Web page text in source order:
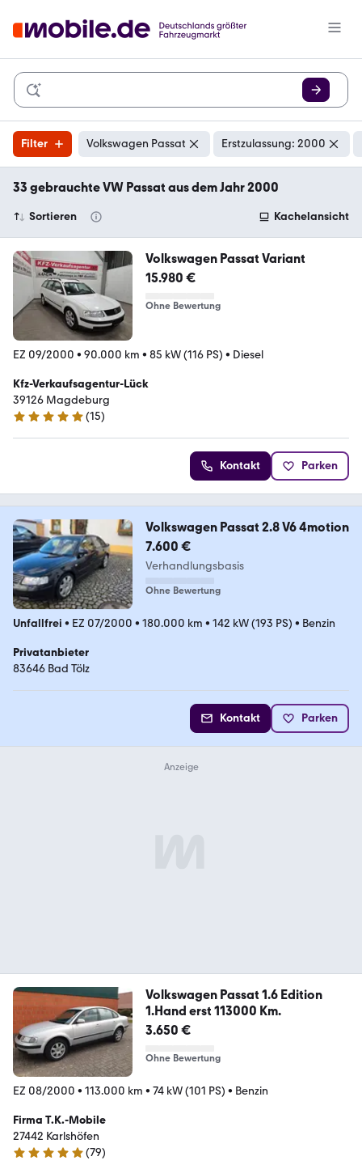
Filter Volkswagen Passat Erstzulassung: 2000
33 gebrauchte VW Passat aus dem Jahr 2000
Sortieren Kachelansicht
Volkswagen Passat Variant
15.980 €
Ohne Bewertung
EZ 09/2000 • 90.000 km • 85 kW (116 PS) • Diesel
Kfz-Verkaufsagentur-Lück
39126 Magdeburg
5 Sterne
(15)
Kontakt Parken
Volkswagen Passat 2.8 V6 4motion
7.600 €
Verhandlungsbasis
Ohne Bewertung
Unfallfrei • EZ 07/2000 • 180.000 km • 142 kW (193 PS) • Benzin
Privatanbieter
83646 Bad Tölz
Kontakt Parken
Volkswagen Passat 1.6 Edition
1.Hand erst 113000 Km.
3.650 €
Ohne Bewertung
EZ 08/2000 • 113.000 km • 74 kW (101 PS) • Benzin
Firma T.K.-Mobile
27442 Karlshöfen
5 Sterne
(79)